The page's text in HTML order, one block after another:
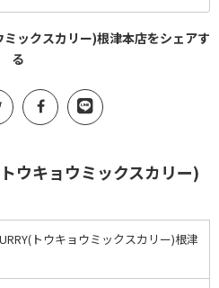
ミックスカリー)根津本店をシェアす
る
ウキョウミックスカリー)
トウキョウミックスカリー)根津